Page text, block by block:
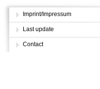
Imprint/Impressum
Last update
Contact